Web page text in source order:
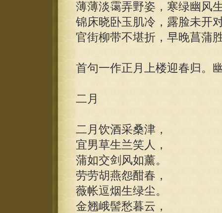
薄薄淡霭弄野姿，寒绿幽风
锦床晓卧玉肌冷，露脸未开
官街柳带不堪折，早晚菖蒲
首句一作正月上楼迎春归。
二月
二月饮酒采桑津，
宜男草生兰笑人，
蒲如交剑风如薰。
劳劳胡燕怨酣春，
薇帐逗烟生绿尘。
金翘峨髻愁暮云，